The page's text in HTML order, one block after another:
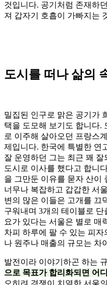
것입니다. 공기처럼 존재하
져 갑자기 호흡이 가빠지는
도시를 떠나 삶의
밀집된 인구로 맑은 공기가
택을 도모해 보기도 합니다.
로 이주해 살아오던 프랑스
제입니다. 한국에 특별한 연
잘 운영하던 그는 최근 꽤
도시로 이사를 했다고 합니
을 그만둔 이유를 묻자 산이
너무나 복잡하고 갑갑한 서
변의 많은 이들은 고개를 끄
구워내며 3개의 테이블로
요가 있다는 서울은 별로 매
차피 하루에 팔 수 있는 피자
나 원주나 매출의 규모는 차
발전이라 이야기하곤 하는
으로 목표가 합리화되면 어
오히려 경쟁이 치열한 서울